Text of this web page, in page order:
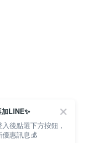
LINE✨
後點選下方按鈕，
優惠訊息💰